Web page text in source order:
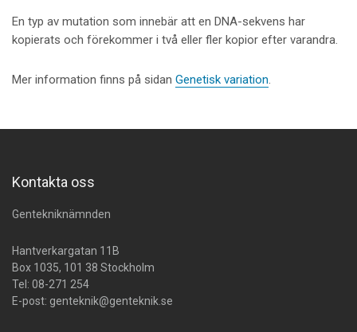
En typ av mutation som innebär att en DNA-sekvens har
kopierats och förekommer i två eller fler kopior efter varandra.
Mer information finns på sidan Genetisk variation.
Kontakta oss
Gentekniknämnden
Hantverkargatan 11B
Box 1035, 101 38 Stockholm
Tel: 08-271 254
E-post: genteknik@genteknik.se